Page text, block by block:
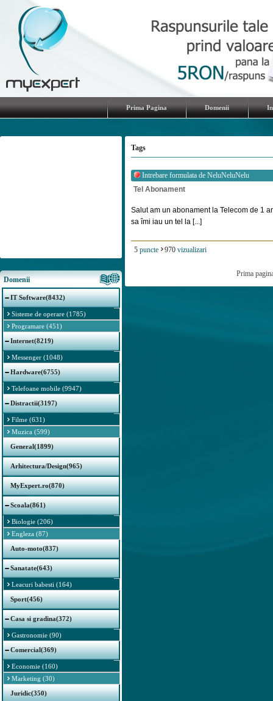
Prima Pagina Domenii
Domenii
IT Software(8432)
Sisteme de operare (1785)
Programare (451)
Internet(8219)
Messenger (1048)
Hardware(6755)
Telefoane mobile (9947)
Distractii(3197)
Filme (631)
Muzica (599)
General(1899)
Arhitectura/Design(965)
MyExpert.ro(870)
Scoala(861)
Biologie (206)
Engleza (87)
Auto-moto(837)
Sanatate(643)
Leacuri babesti (164)
Sport(456)
Casa si gradina(372)
Gastronomie (90)
Comercial(369)
Economie (160)
Marketing (30)
Juridic(350)
Tags
Intrebare formulata de NeluNeluNelu
Tel Abonament
Salut am un abonament la Telecom de 1
sa îmi iau un tel la [...]
5 puncte 970 vizualizari
Prima